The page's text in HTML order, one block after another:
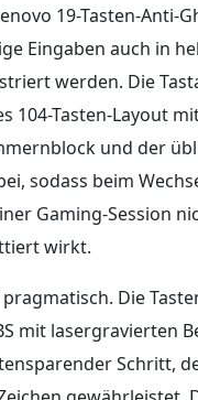
19-Tasten-Anti-
Eingaben auch in
werden. Die
104-Tasten-Layout
und der
sodass beim
Gaming-Session
wirkt.
Die
mit lasergravierten
Schritt,